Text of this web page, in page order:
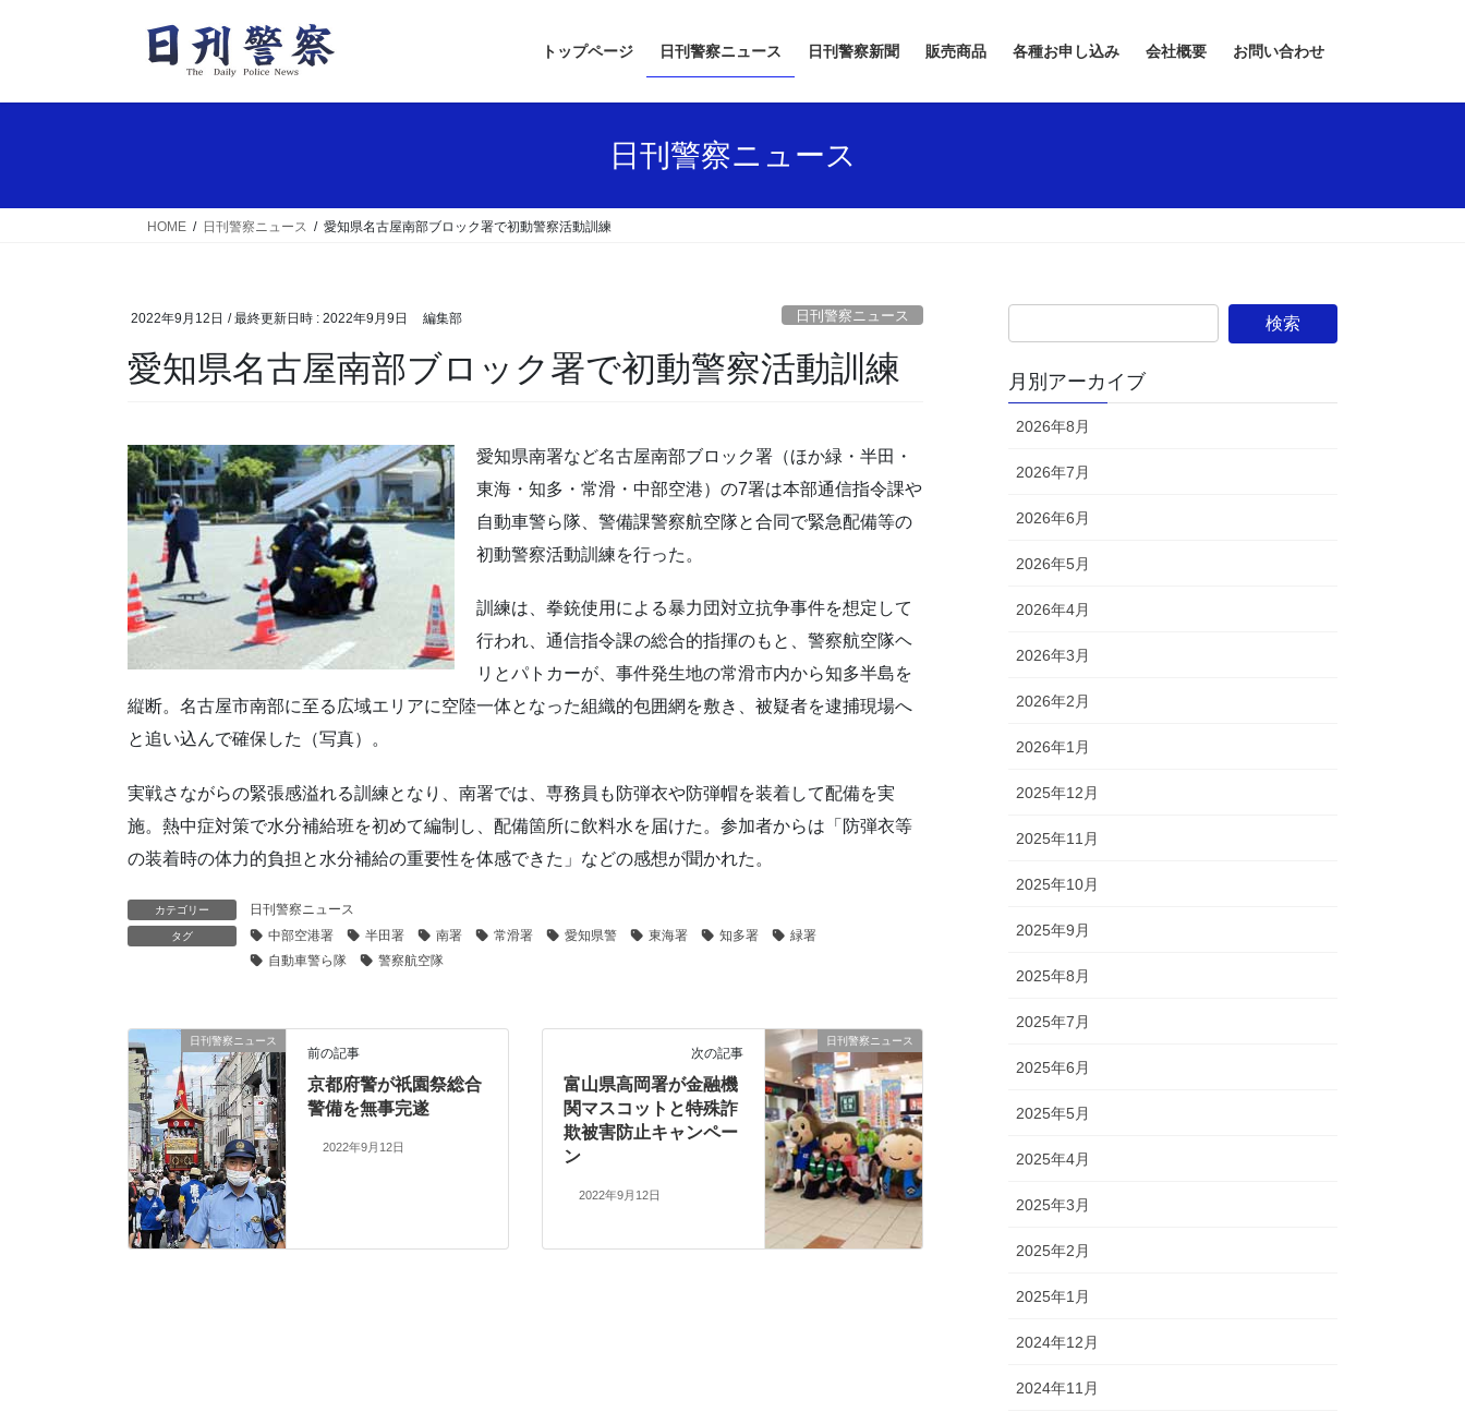
トップページ 日刊警察ニュース 日刊警察新聞 販売商品 各種お申し込み 会社概要 お問い合わせ
日刊警察ニュース
HOME 日刊警察ニュース 愛知県名古屋南部ブロック署で初動警察活動訓練
2022年9月12日 / 最終更新日時 : 2022年9月9日 編集部 日刊警察ニュース
愛知県名古屋南部ブロック署で初動警察活動訓練
愛知県南署など名古屋南部ブロック署（ほか緑・半田・
東海・知多・常滑・中部空港）の7署は本部通信指令課や
自動車警ら隊、警備課警察航空隊と合同で緊急配備等の
初動警察活動訓練を行った。
訓練は、拳銃使用による暴力団対立抗争事件を想定して
行われ、通信指令課の総合的指揮のもと、警察航空隊ヘ
リとパトカーが、事件発生地の常滑市内から知多半島を
縦断。名古屋市南部に至る広域エリアに空陸一体となった組織的包囲網を敷き、被疑者を逮捕現場へ
と追い込んで確保した（写真）。
実戦さながらの緊張感溢れる訓練となり、南署では、専務員も防弾衣や防弾帽を装着して配備を実
施。熱中症対策で水分補給班を初めて編制し、配備箇所に飲料水を届けた。参加者からは「防弾衣等
の装着時の体力的負担と水分補給の重要性を体感できた」などの感想が聞かれた。
カテゴリー 日刊警察ニュース
タグ 中部空港署 半田署 南署 常滑署 愛知県警 東海署 知多署
緑署
自動車警ら隊
警察航空隊
日刊警察ニュース
前の記事
京都府警が祇園祭総合
警備を無事完遂
2022年9月12日
日刊警察ニュース
次の記事
富山県高岡署が金融機
関マスコットと特殊詐
欺被害防止キャンペー
ン
2022年9月12日
月別アーカイブ
2026年8月
2026年7月
2026年6月
2026年5月
2026年4月
2026年3月
2026年2月
2026年1月
2025年12月
2025年11月
2025年10月
2025年9月
2025年8月
2025年7月
2025年6月
2025年5月
2025年4月
2025年3月
2025年2月
2025年1月
2024年12月
2024年11月